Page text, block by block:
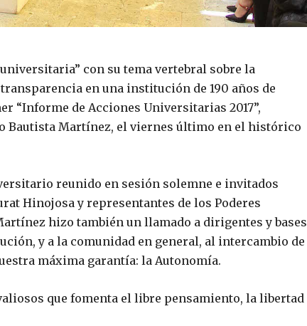
con su tema vertebral sobre la
en una institución de 190 años de
“Informe de Acciones Universitarias 2017”,
Bautista Martínez, el viernes último en el histórico
reunido en sesión solemne e invitados
Hinojosa y representantes de los Poderes
hizo también un llamado a dirigentes y bases
y a la comunidad en general, al intercambio de
máxima garantía: la Autonomía.
que fomenta el libre pensamiento, la libertad